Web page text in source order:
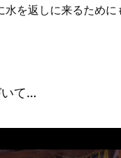
を返しに来るために
いて…